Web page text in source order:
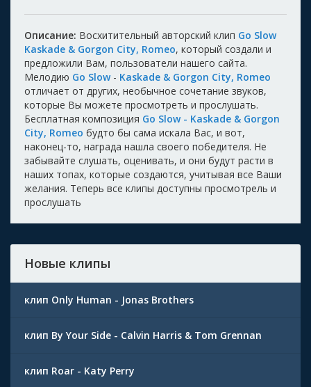
Описание: Восхитительный авторский клип Go Slow
Kaskade & Gorgon City, Romeo, который создали и
предложили Вам, пользователи нашего сайта.
Мелодию Go Slow- Kaskade & Gorgon City, Romeo
отличает от других, необычное сочетание звуков,
которые Вы можете просмотреть и прослушать.
Бесплатная композиция Go Slow - Kaskade & Gorgon
City, Romeo будто бы сама искала Вас, и вот,
наконец-то, награда нашла своего победителя. Не
забывайте слушать, оценивать, и они будут расти в
наших топах, которые создаются, учитывая все Ваши
желания. Теперь все клипы доступны просмотрель и
прослушать
Новые клипы
клип Only Human - Jonas Brothers
клип By Your Side - Calvin Harris & Tom Grennan
клип Roar - Katy Perry